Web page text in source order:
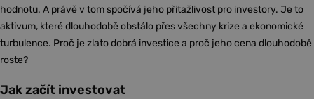
hodnotu. A právě v tom spočívá jeho přitažlivost pro investory. Je to
aktivum, které dlouhodobě obstálo přes všechny krize a ekonomické
turbulence. Proč je zlato dobrá investice a proč jeho cena dlouhodobě
roste?
Jak začít investovat